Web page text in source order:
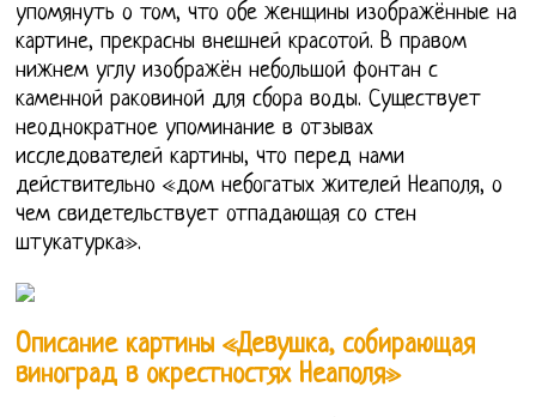
упомянуть о том, что обе женщины изображённые на
картине, прекрасны внешней красотой. В правом
нижнем углу изображён небольшой фонтан с
каменной раковиной для сбора воды. Существует
неоднократное упоминание в отзывах
исследователей картины, что перед нами
действительно «дом небогатых жителей Неаполя, о
чем свидетельствует отпадающая со стен
штукатурка».
Описание картины «Девушка, собирающая
виноград в окрестностях Неаполя»